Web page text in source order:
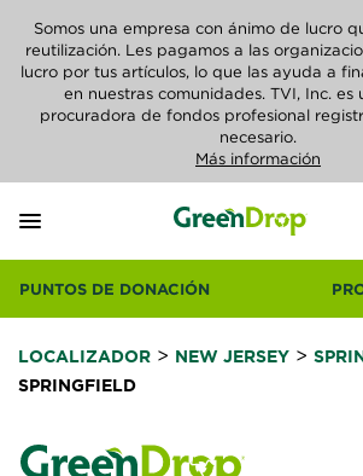
Somos una empresa con ánimo de lucro
reutilización. Les pagamos a las
lucro por tus artículos, lo que las ayuda a
en nuestras comunidades. TVI, Inc. es
procuradora de fondos profesional
necesario.
Más información
PUNTOS DE DONACIÓN
LOCALIZADOR > NEW JERSEY >
SPRINGFIELD